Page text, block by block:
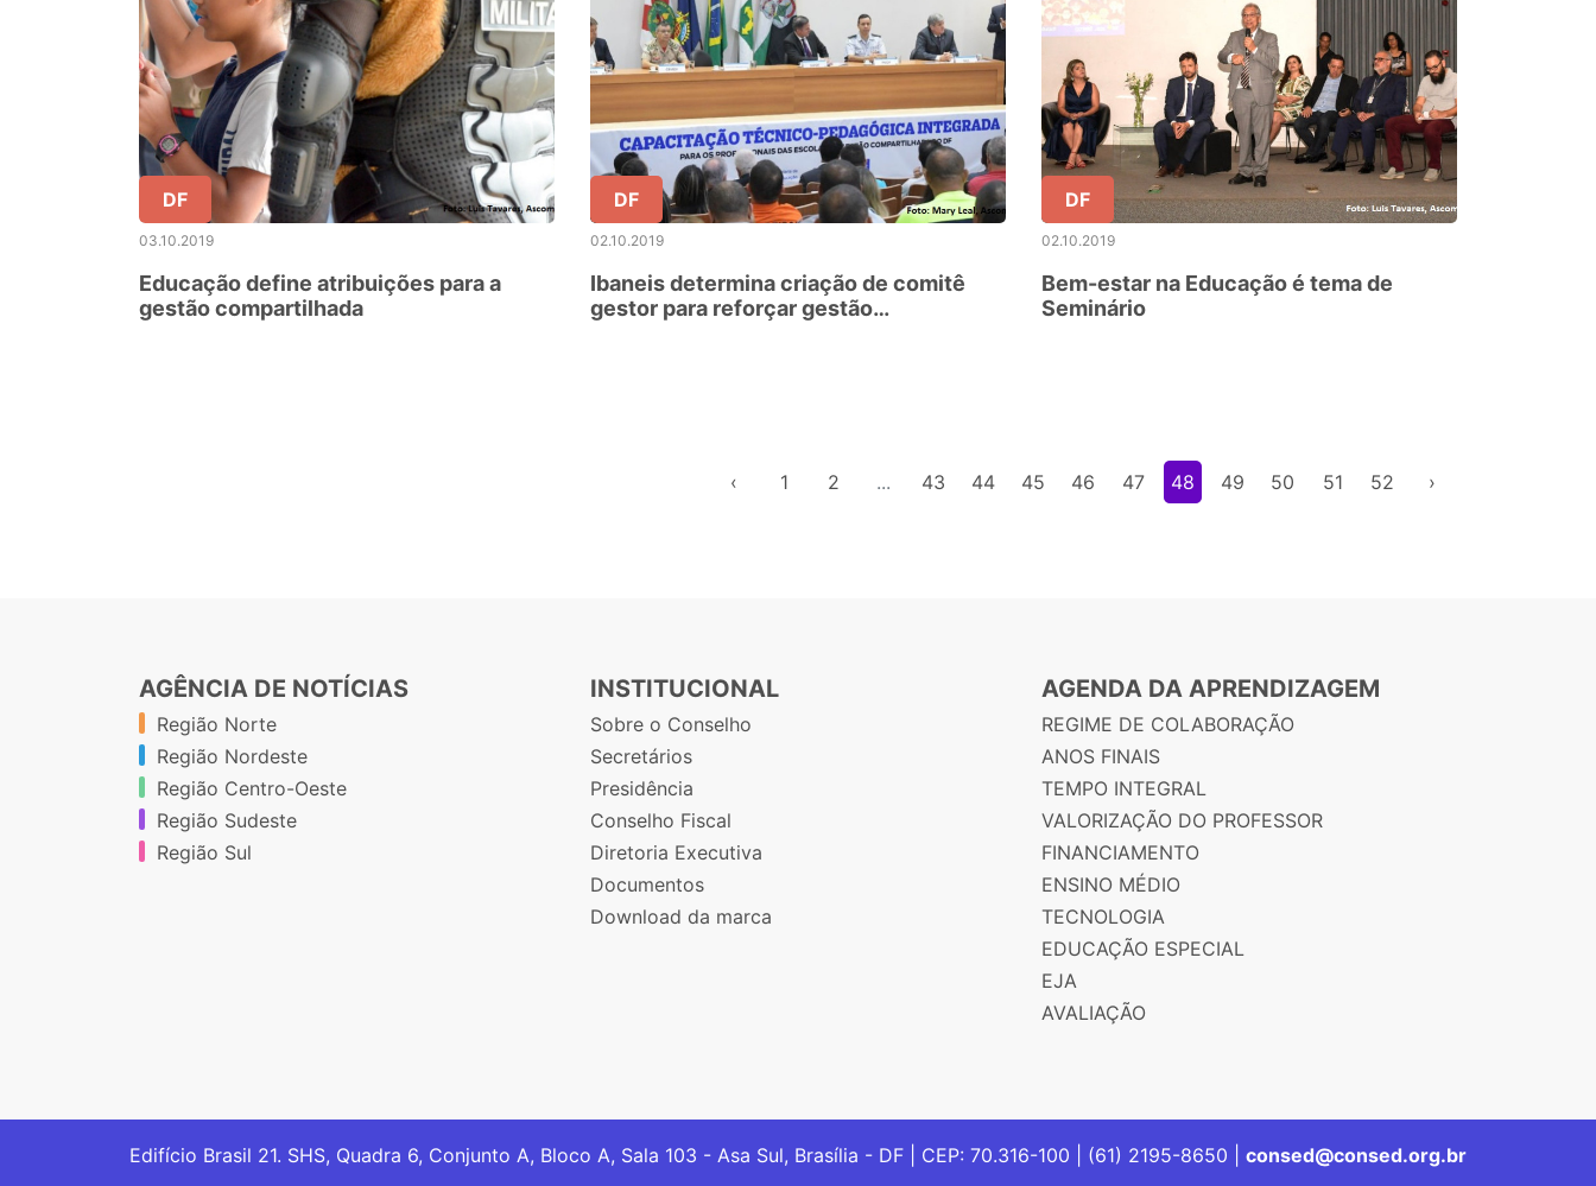
DF
03.10.2019
Educação define atribuições para a
gestão compartilhada
DF
02.10.2019
Ibaneis determina criação de comitê
gestor para reforçar gestão
DF
02.10.2019
Bem-estar na Educação é tema de
Seminário
‹ 1 2 ... 43 44 45 46 47 48 49 50 51 52 ›
AGÊNCIA DE NOTÍCIAS
Região Norte
Região Nordeste
Região Centro-Oeste
Região Sudeste
Região Sul
INSTITUCIONAL
Sobre o Conselho
Secretários
Presidência
Conselho Fiscal
Diretoria Executiva
Documentos
Download da marca
AGENDA DA APRENDIZAGEM
REGIME DE COLABORAÇÃO
ANOS FINAIS
TEMPO INTEGRAL
VALORIZAÇÃO DO PROFESSOR
FINANCIAMENTO
ENSINO MÉDIO
TECNOLOGIA
EDUCAÇÃO ESPECIAL
EJA
AVALIAÇÃO
Edifício Brasil 21. SHS, Quadra 6, Conjunto A, Bloco A, Sala 103 - Asa Sul, Brasília - DF | CEP: 70.316-100 | (61) 2195-8650 | consed@consed.org.br